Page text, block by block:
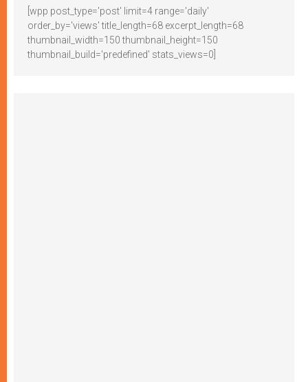
[wpp post_type='post' limit=4 range='daily'
order_by='views' title_length=68 excerpt_length=68
thumbnail_width=150 thumbnail_height=150
thumbnail_build='predefined' stats_views=0]